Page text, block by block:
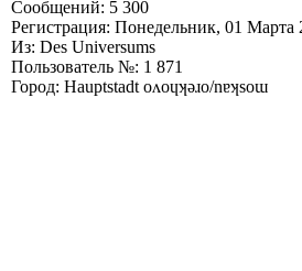
Сообщений: 5 300
Регистрация: Понедельник, 01 Марта
Из: Des Universums
Пользователь №: 1 871
Город: Hauptstadt oʌoɥʞǝɹo/nɐʞsoɯ